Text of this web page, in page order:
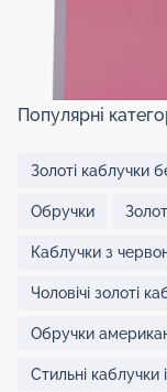
Популярні
Золоті каблучки
Обручки
Каблучки з
Чоловічі золоті
Обручки
Стильні каблучки